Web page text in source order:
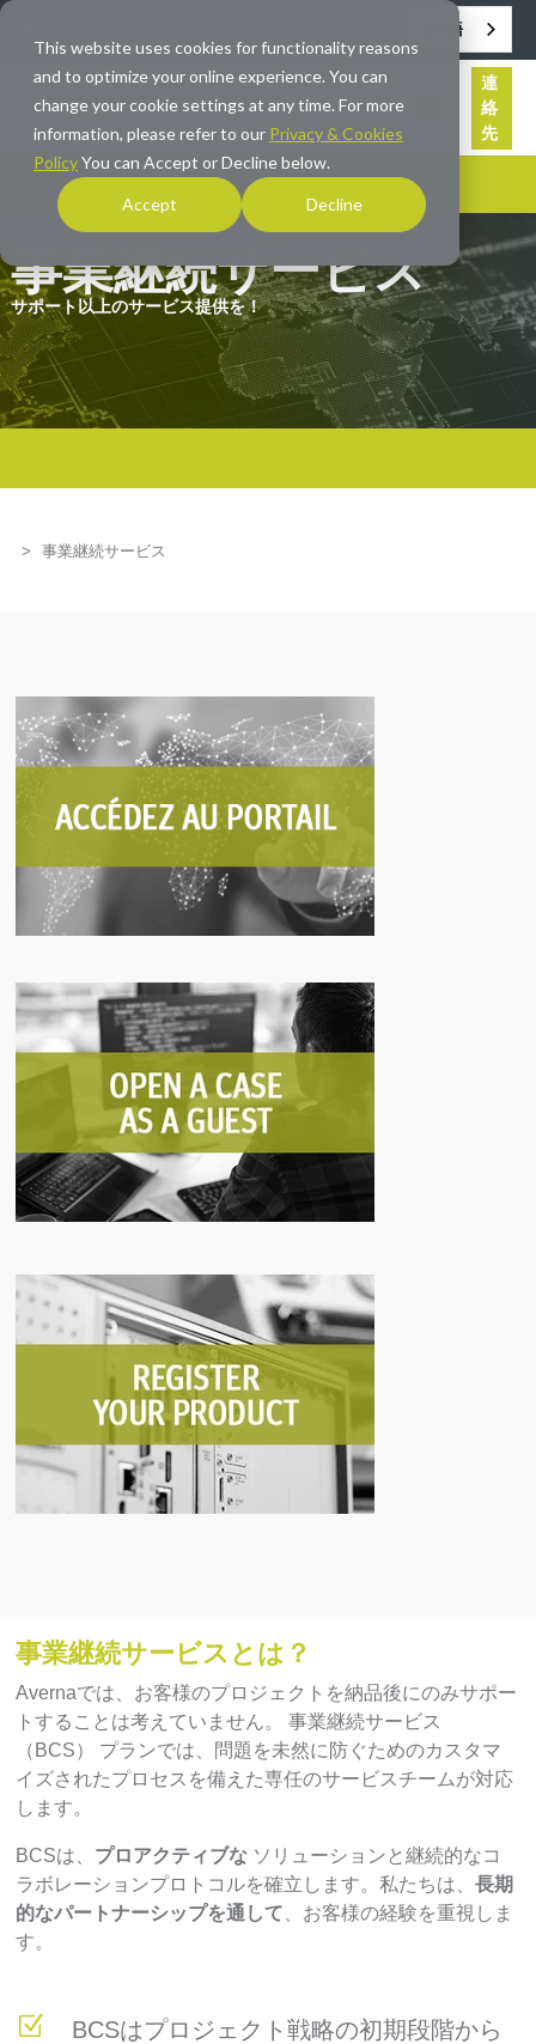
This website uses cookies for functionality reasons
and to optimize your online experience. You can
change your cookie settings at any time. For more
information, please refer to our Privacy & Cookies
PolicyYou can Accept or Decline below.
Accept Decline
日本語
連
絡
先
事業継続サービス
サポート以上のサービス提供を！
> 事業継続サービス
事業継続サービスとは？
Avernaでは、お客様のプロジェクトを納品後にのみサポー
トすることは考えていません。事業継続サービス
（BCS） プランでは、問題を未然に防ぐためのカスタマ
イズされたプロセスを備えた専任のサービスチームが対応
します。
BCSは、 プロアクティブな ソリューションと継続的なコ
ラボレーションプロトコルを確立します。私たちは、長期
的なパートナーシップを通して 、お客様の経験を重視しま
す。
BCSはプロジェクト戦略の初期段階から